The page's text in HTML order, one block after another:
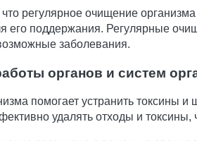
регулярное очищение
его поддержания. Регулярные
заболевания.
органов и систем
помогает устранить токсины
удалять отходы и